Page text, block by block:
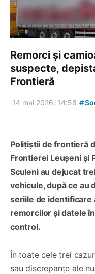
Remorci și
suspecte,
Frontieră
14 mai 2026, 14:58 #
Polițiștii de frontieră
Frontierei Leușeni și
Sculeni au dejucat
vehicule, după ce au
seriile de identificare
remorcilor și datele
control.
În toate cele trei
sau discrepanțe ale